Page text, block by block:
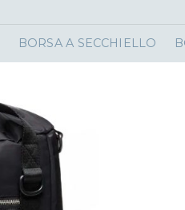
BORSA A SECCHIELLO